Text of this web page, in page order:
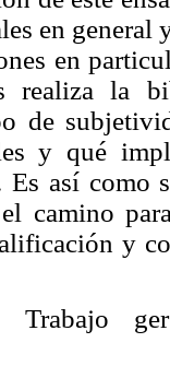
en
en
realiza la
de
y qué
Es así como
camino
y
Trabajo